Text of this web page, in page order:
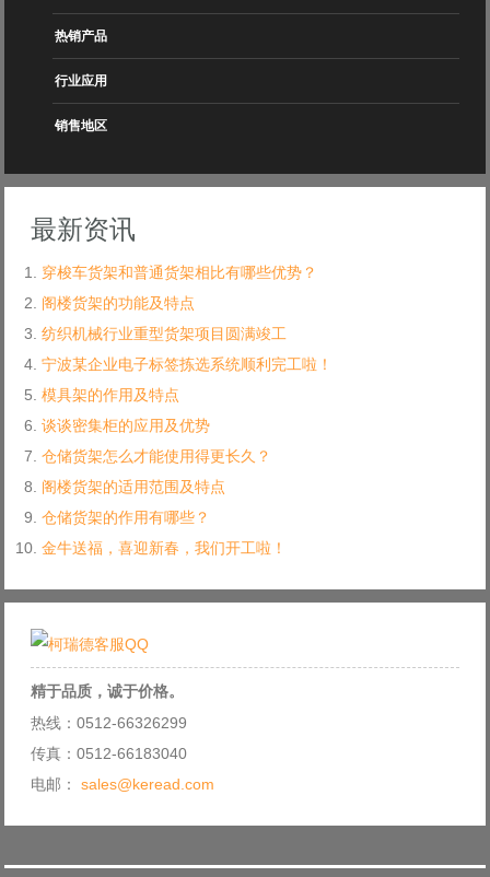
热销产品
行业应用
销售地区
最新资讯
穿梭车货架和普通货架相比有哪些优势？
阁楼货架的功能及特点
纺织机械行业重型货架项目圆满竣工
宁波某企业电子标签拣选系统顺利完工啦！
模具架的作用及特点
谈谈密集柜的应用及优势
仓储货架怎么才能使用得更长久？
阁楼货架的适用范围及特点
仓储货架的作用有哪些？
金牛送福，喜迎新春，我们开工啦！
精于品质，诚于价格。
热线：0512-66326299
传真：0512-66183040
电邮： sales@keread.com